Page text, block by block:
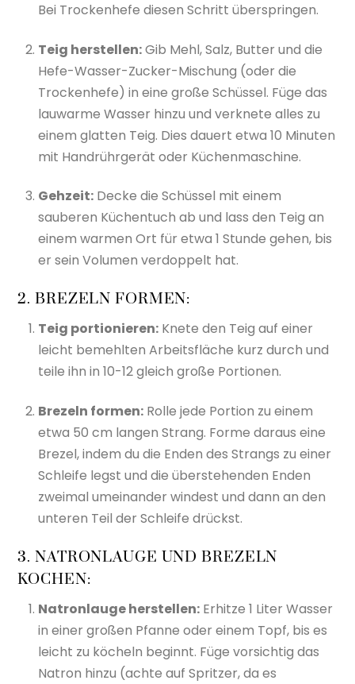
Bei Trockenhefe diesen Schritt überspringen.
Teig herstellen:Gib Mehl, Salz, Butter und die
Hefe-Wasser-Zucker-Mischung (oder die
Trockenhefe) in eine große Schüssel. Füge das
lauwarme Wasser hinzu und verknete alles zu
einem glatten Teig. Dies dauert etwa 10 Minuten
mit Handrührgerät oder Küchenmaschine.
Gehzeit: Decke die Schüssel mit einem
sauberen Küchentuch ab und lass den Teig an
einem warmen Ort für etwa 1 Stunde gehen, bis
er sein Volumen verdoppelt hat.
2. BREZELN FORMEN:
Teig portionieren: Knete den Teig auf einer
leicht bemehlten Arbeitsfläche kurz durch und
teile ihn in 10-12 gleich große Portionen.
Brezeln formen: Rolle jede Portion zu einem
etwa 50 cm langen Strang. Forme daraus eine
Brezel, indem du die Enden des Strangs zu einer
Schleife legst und die überstehenden Enden
zweimal umeinander windest und dann an den
unteren Teil der Schleife drückst.
3. NATRONLAUGE UND BREZELN
KOCHEN:
Natronlauge herstellen: Erhitze 1 Liter Wasser
in einer großen Pfanne oder einem Topf, bis es
leicht zu köcheln beginnt. Füge vorsichtig das
Natron hinzu (achte auf Spritzer, da es